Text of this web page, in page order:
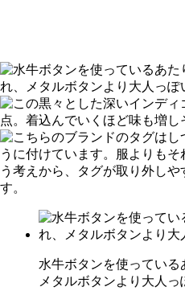
水牛ボタンを使っている
メタルボタンより大人っ